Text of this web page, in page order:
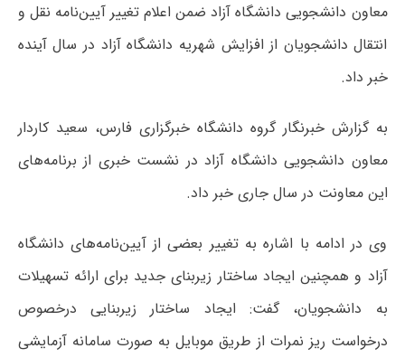
معاون دانشجویی دانشگاه آزاد ضمن اعلام تغییر آیین‌نامه نقل و
انتقال دانشجویان از افزایش شهریه دانشگاه آزاد در سال آینده
خبر داد.
به گزارش خبرنگار گروه دانشگاه خبرگزاری فارس، سعید کاردار
معاون دانشجویی دانشگاه آزاد در نشست خبری‌ از برنامه‌های
این معاونت در سال جاری خبر داد.
وی در ادامه با اشاره به تغییر بعضی از آیین‌نامه‌های دانشگاه
آزاد و همچنین ایجاد ساختار زیربنای جدید برای ارائه تسهیلات
به دانشجویان، گفت: ایجاد ساختار زیربنایی درخصوص
درخواست ریز نمرات از طریق موبایل به صورت سامانه آزمایشی